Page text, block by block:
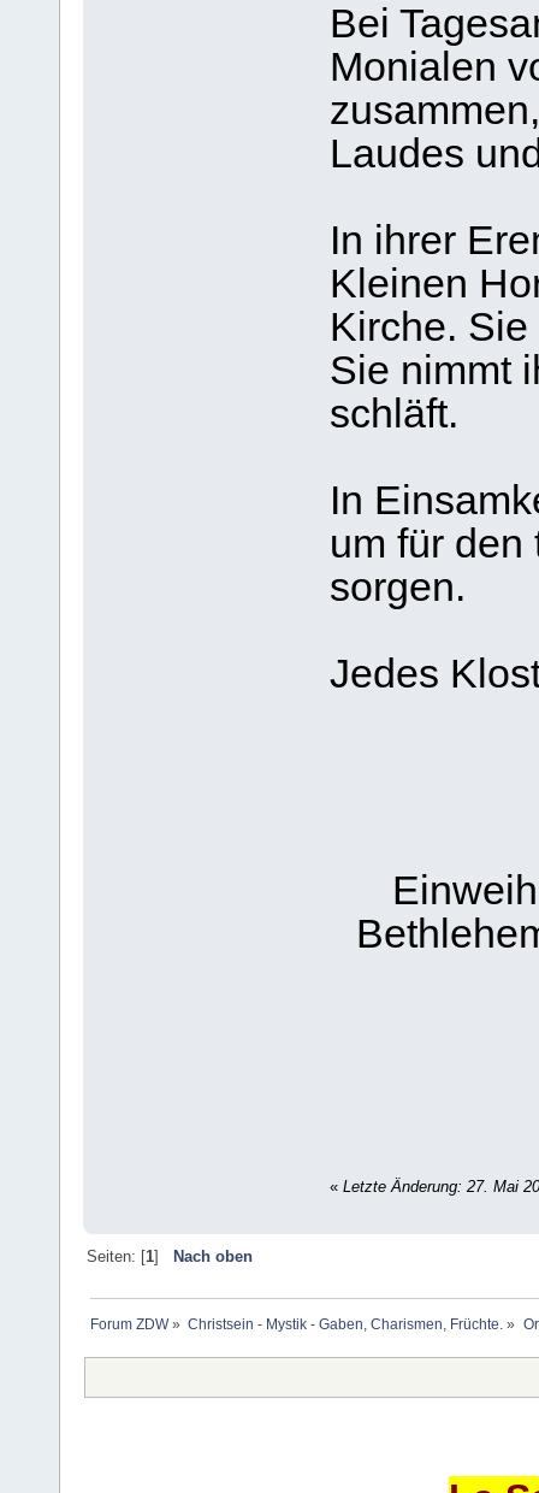
Bei
Monialen
Laudes
In ihrer
Kleinen
Kirche.
Sie nimmt
schläft.
In
um für den
sorgen.
Jedes
« Letzte Änderung: 27. Mai
Seiten: [1] Nach oben
Forum ZDW» Christsein - Mystik - Gaben, Charismen, Früchte. »